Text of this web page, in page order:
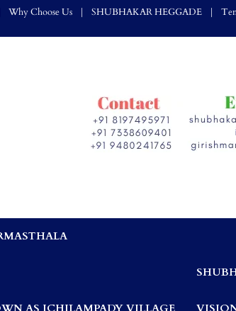
Why Choose Us SHUBHAKAR HEGGADE
AS ICHILAMPADY VILLAGE